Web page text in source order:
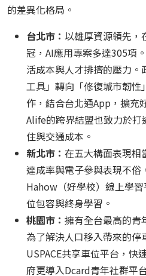
的差異化格局。
台北市： 以雄厚資源領先，
冠，AI應用專案多達305項
活成本與人才排擠的壓力
工具」轉向「修復城市韌
作，結合台北通App，擴充
Alife的跨界結盟也致力於
住與交通成本。
新北市： 在五大構面表現相
達成率與電子參與表現不俗
Hahow（好學校）線上學
位包容與終身學習。
桃園市： 擁有全台最高的青
為了解決人口移入帶來的停
USPACE共享車位平台，快
府更導入Dcard青年社群平